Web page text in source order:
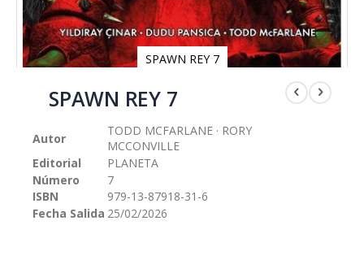
SPAWN REY 7
comienzo
imágenes
SPAWN REY 7
Autor
TODD MCFARLANE · RORY
MCCONVILLE
Editorial
PLANETA
Número
7
ISBN
979-13-87918-31-6
Fecha Salida 25/02/2026